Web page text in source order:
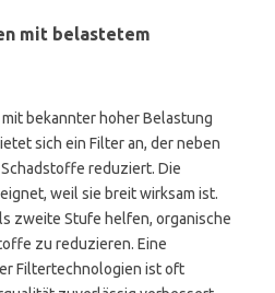
mit belastetem
bekannter hoher Belastung
sich ein Filter an, der neben
reduziert. Die
weil sie breit wirksam ist.
zweite Stufe helfen, organische
zu reduzieren. Eine
Filtertechnologien ist oft